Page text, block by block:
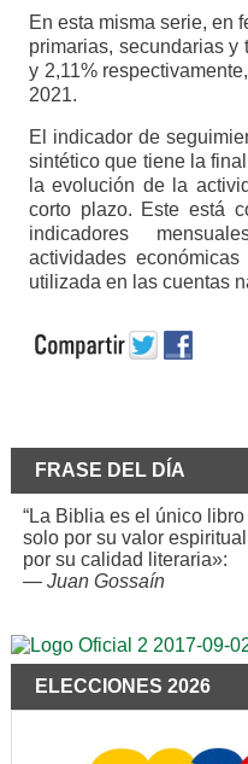
En esta misma serie, en
primarias, secundarias y
y 2,11%
2021.
El indicador de
sintético que tiene la
la evolución de la
corto plazo. Este está
indicadores
actividades
utilizada en las cuentas
FRASE DEL DÍA
“La Biblia es el único
solo por su valor
por su calidad literaria»:
— Juan Gossaín
ELECCIONES 2026